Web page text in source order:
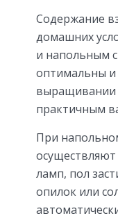
Содержание
домашних
и напольным
оптимальны
выращивании
практичным
При
ламп, пол
опилок или